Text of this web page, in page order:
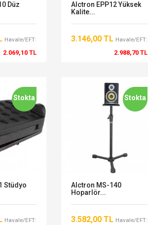
Düz
Havale/EFT:
2.069,10 TL
Alctron EPP12 Yüksek
Kalite...
3.146,00 TL Havale/EFT:
2.988,70 TL
Stokta
Stüdyo
Havale/EFT:
Stokta
Alctron MS-140
Hoparlör...
3.582,00 TL Havale/EFT: